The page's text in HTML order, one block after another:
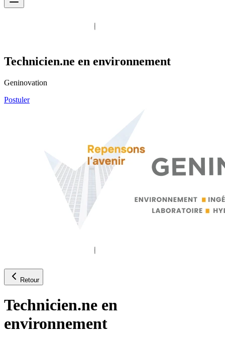
Technicien.ne en environnement
Geninovation
Postuler
Retour
Technicien.ne en
environnement